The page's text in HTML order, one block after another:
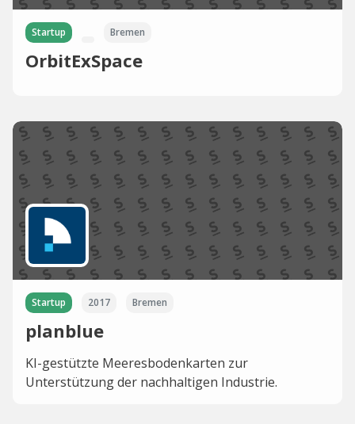
Startup Bremen
OrbitExSpace
Startup 2017 Bremen
planblue
KI-gestützte Meeresbodenkarten zur
Unterstützung der nachhaltigen Industrie.